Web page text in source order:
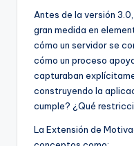
Antes de la versión
gran medida en
cómo un servidor se
cómo un proceso
capturaban
construyendo la
cumple? ¿Qué
La Extensión de